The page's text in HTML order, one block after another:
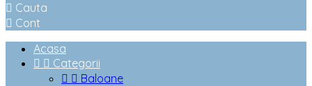
 Cauta
 Cont
Acasa
  Categorii
  Baloane